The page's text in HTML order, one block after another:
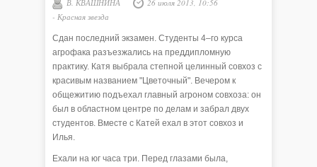
В. КВАШНИНА
26 июля 2013, 10:56
- Красная звезда
Сдан последний экзамен. Студенты 4–го курса
агрофака разъезжались на преддипломную
практику. Катя выбрала степной целинный совхоз с
красивым названием "Цветочный". Вечером к
общежитию подъехал главный агроном совхоза: он
был в областном центре по делам и забрал двух
студентов. Вместе с Катей ехал в этот совхоз и
Илья.
Ехали на юг часа три. Перед глазами была,